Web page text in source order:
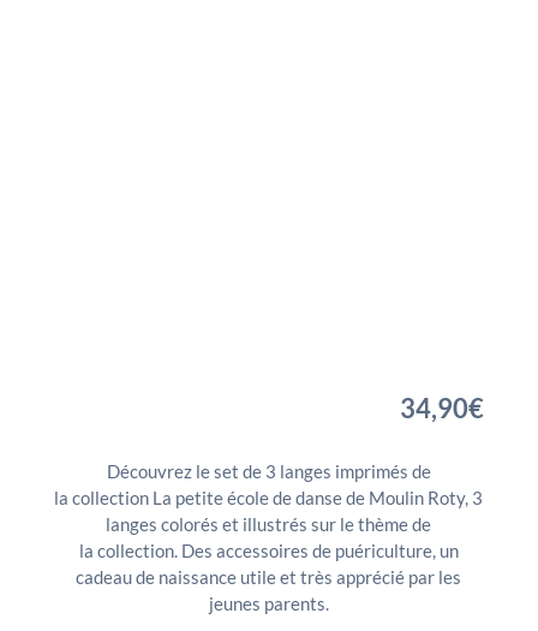
34,90€
Découvrez le set de 3 langes imprimés de
la collection La petite école de danse de Moulin Roty, 3
langes colorés et illustrés sur le thème de
la collection. Des accessoires de puériculture, un
cadeau de naissance utile et très apprécié par les
jeunes parents.